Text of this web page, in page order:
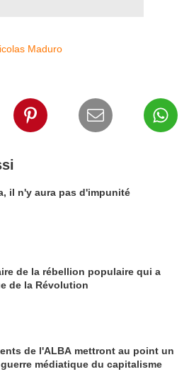
Maduro
il n'y aura pas d'impunité
de la rébellion populaire qui a
de la Révolution
de l'ALBA mettront au point un
médiatique du capitalisme